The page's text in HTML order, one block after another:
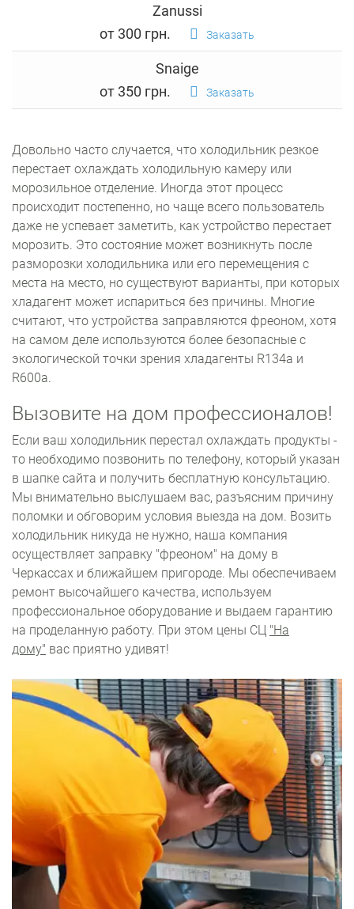
Zanussi
от 300 грн.
Заказать
Snaige
от 350 грн.
Заказать
Довольно часто случается, что холодильник резкое
перестает охлаждать холодильную камеру или
морозильное отделение. Иногда этот процесс
происходит постепенно, но чаще всего пользователь
даже не успевает заметить, как устройство перестает
морозить. Это состояние может возникнуть после
разморозки холодильника или его перемещения с
места на место, но существуют варианты, при которых
хладагент может испариться без причины. Многие
считают, что устройства заправляются фреоном, хотя
на самом деле используются более безопасные с
экологической точки зрения хладагенты R134a и
R600a.
Вызовите на дом профессионалов!
Если ваш холодильник перестал охлаждать продукты -
то необходимо позвонить по телефону, который указан
в шапке сайта и получить бесплатную консультацию.
Мы внимательно выслушаем вас, разъясним причину
поломки и обговорим условия выезда на дом. Возить
холодильник никуда не нужно, наша компания
осуществляет заправку "фреоном" на дому в
Черкассах и ближайшем пригороде. Мы обеспечиваем
ремонт высочайшего качества, используем
профессиональное оборудование и выдаем гарантию
на проделанную работу. При этом цены СЦ "На
дому" вас приятно удивят!